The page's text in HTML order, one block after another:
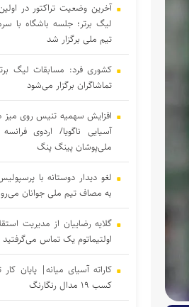
آخرین وضعیت تراکتور در
لیگ برتر؛ جلسه باشگاه با
تیم ملی برگزار شد
کشوری فرد: مسابقات لیگ
تماشاگران برگزار می‌شود
افزایش سهمیه تنیس روی میز
آسیایی ناگویا/ اردوی
ملی‌پوشان پینگ پنگ
لغو دیدار دوستانه با
به مصاف تیم ملی جوانان
گلایه رضاییان از مدیریت
اولتیماتوم یک تماس می‌گرفتید
کاراته آسیای میانه| پایان
کسب ۱۹ مدال رنگارنگ